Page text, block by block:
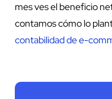
mes ves el beneficio
contamos cómo lo
contabilidad de e-